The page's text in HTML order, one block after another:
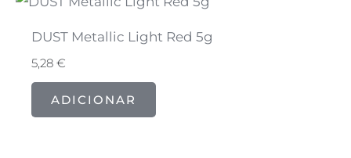
DUST Metallic Light Red 5g
5,28€
ADICIONAR